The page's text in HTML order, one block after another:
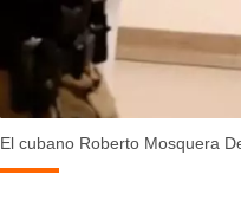
El cubano Roberto Mosquera